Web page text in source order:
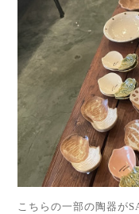
こちらの一部の陶器が